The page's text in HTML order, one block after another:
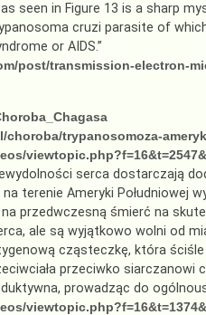
seen in Figure 13 is a sharp
cruzi parasite of
or AIDS.”
post/transmission-electron-
trypanosomoza-
serca dostarczają
terenie Ameryki Południowej
przedwczesną śmierć na
ale są wyjątkowo wolni od
cząsteczkę, która
przeciwko
prowadząc do